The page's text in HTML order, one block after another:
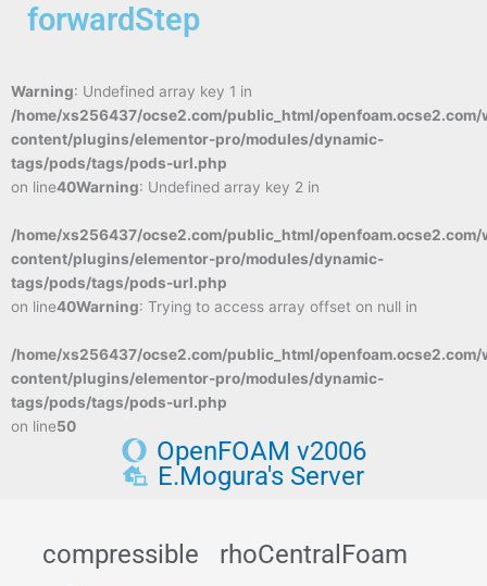
forwardStep
Warning: Undefined array key 1 in
/home/xs256437/ocse2.com/public_html/openfoam.ocse2.com/
content/plugins/elementor-pro/modules/dynamic-
tags/pods/tags/pods-url.php
on line40Warning: Undefined array key 2 in
/home/xs256437/ocse2.com/public_html/openfoam.ocse2.com/
content/plugins/elementor-pro/modules/dynamic-
tags/pods/tags/pods-url.php
on line40Warning: Trying to access array offset on null in
/home/xs256437/ocse2.com/public_html/openfoam.ocse2.com/
content/plugins/elementor-pro/modules/dynamic-
tags/pods/tags/pods-url.php
on line50
OpenFOAM v2006
E.Mogura's Server
compressible rhoCentralFoam